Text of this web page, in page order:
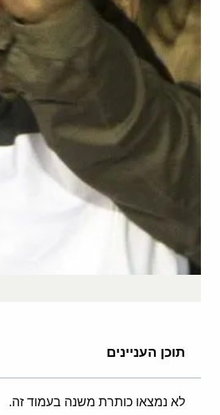
תוכן העניינים
לא נמצאו כותרת משנה בעמוד זה.